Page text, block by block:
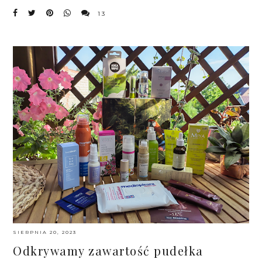
13
SIERPNIA 20, 2023
Odkrywamy zawartość pudełka